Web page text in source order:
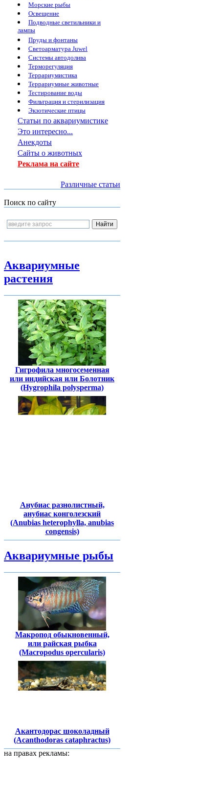
Морские рыбы
Освещение
Подводные светильники и
лампы
Пруды и фонтаны
Светоарматура Juwel
Системы автодолива
Терморегуляция
Террариумистика
Террариумные животные
Тестирование воды
Фильтрация и стерилизация
Экзотические птицы
Статьи по аквариумистике
Это интересно...
Анекдоты
Сайты о животных
Реклама на сайте
Различные статьи
Поиск по сайту
Аквариумные
растения
Гигрофила многосеменная
или индийская или Болотник
(Hygrophila polysperma)
Анубиас разнолистный,
анубиас конголезский
(Anubias heterophylla, anubias
congensis)
Аквариумные рыбы
Макропод обыкновенный,
или райская рыбка
(Macropodus opercularis)
Акантодорас шоколадный
(Acanthodoras cataphractus)
на правах рекламы: